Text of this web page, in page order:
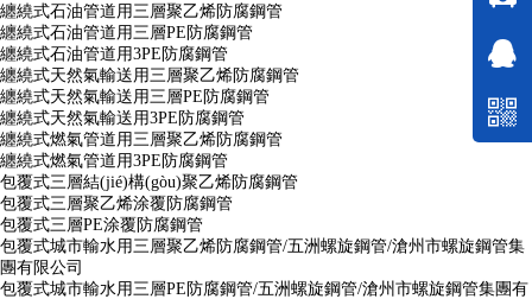
纏繞式石油管道用三層聚乙烯防腐鋼管
纏繞式石油管道用三層PE防腐鋼管
纏繞式石油管道用3PE防腐鋼管
纏繞式天然氣輸送用三層聚乙烯防腐鋼管
纏繞式天然氣輸送用三層PE防腐鋼管
纏繞式天然氣輸送用3PE防腐鋼管
纏繞式燃氣管道用三層聚乙烯防腐鋼管
纏繞式燃氣管道用3PE防腐鋼管
包覆式三層結(jié)構(gòu)聚乙烯防腐鋼管
包覆式三層聚乙烯涂覆防腐鋼管
包覆式三層PE涂覆防腐鋼管
包覆式城市輸水用三層聚乙烯防腐鋼管/五洲螺旋鋼管/滄州市螺旋鋼管集
團有限公司
包覆式城市輸水用三層PE防腐鋼管/五洲螺旋鋼管/滄州市螺旋鋼管集團有